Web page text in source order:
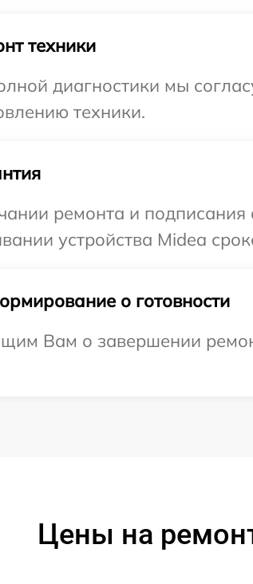
техники
диагностики мы
техники.
ремонта и
устройства Midea
о готовности
Вам о завершении
Цены на